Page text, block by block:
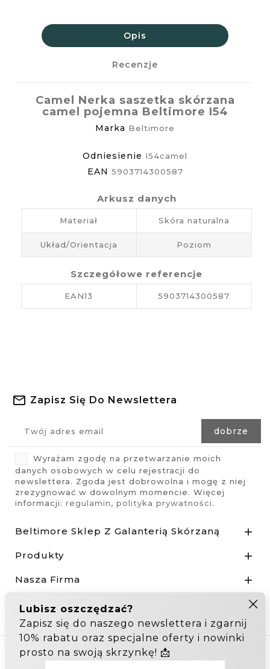
Opis
Recenzje
Camel Nerka saszetka skórzana
camel pojemna Beltimore I54
Marka Beltimore
Odniesienie I54camel
EAN 5903714300587
Arkusz danych
Materiał Skóra naturalna
Układ/Orientacja Poziom
Szczegółowe referencje
EAN13 5903714300587
Zapisz Się Do Newslettera
Wyrażam zgodę na przetwarzanie moich
danych osobowych w celu rejestracji do
newslettera. Zgoda jest dobrowolna i mogę z niej
zrezygnować w dowolnym momencie. Więcej
informacji: regulamin, polityka prywatności.
Beltimore Sklep Z Galanterią Skórzaną 
Produkty 
Nasza Firma 
Zakupy hurtowe:Hurtownia Galanterii